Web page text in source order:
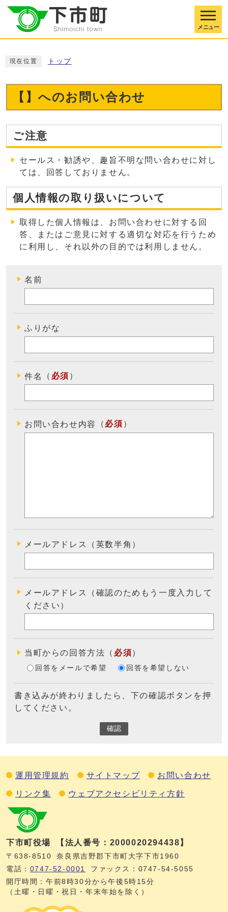
メニュー
現在位置 トップ
【】へのお問い合わせ
ご注意
セールス・勧誘や、趣旨不明な問い合わせに対し
ては、回答しておりません。
個人情報の取り扱いについて
取得した個人情報は、お問い合わせに対する回
答、またはご意見に対する適切な対応を行うため
に利用し、それ以外の目的では利用しません 。
名前
ふりがな
件名 （ 必須 ）
お問い合わせ内容 （ 必須 ）
メールアドレス（英数半角）
メールアドレス（確認のためもう一度入力して
ください）
当町からの回答方法 （ 必須）
回答をメールで希望 回答を希望しない
書き込みが終わりましたら、下の確認ボタンを押
してください。
確認
運用管理規約 サイトマップ お問い合わせ
リンク集 ウェブアクセシビリティ方針
下市町役場 【法人番号：2000020294438】
〒638-8510
奈良県吉野郡下市町大字下市1960
電話： 0747‐52‐0001
ファックス：0747‐54‐5055
開庁時間：午前8時30分から午後5時15分
（土曜・日曜・祝日・年末年始を除く）